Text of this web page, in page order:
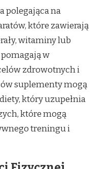
polegająca na
które zawierają
witaminy lub
w
zdrowotnych i
suplementy mogą
który uzupełnia
które mogą
treningu i